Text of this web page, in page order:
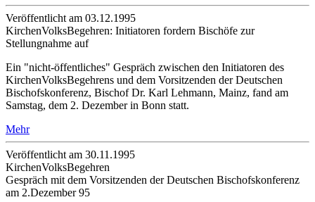
Veröffentlicht am 03­.12.1995
KirchenVolksBegehren: Initiatoren fordern Bischöfe zur
Stellungnahme auf
Ein "nicht-öffentliches" Gespräch zwischen den Initiatoren des
KirchenVolksBegehrens und dem Vorsitzenden der Deutschen
Bischofskonferenz, Bischof Dr. Karl Lehmann, Mainz, fand am
Samstag, dem 2. Dezember in Bonn statt.
Mehr
Veröffentlicht am 30­.11.1995
KirchenVolksBegehren
Gespräch mit dem Vorsitzenden der Deutschen Bischofskonferenz
am 2.Dezember 95